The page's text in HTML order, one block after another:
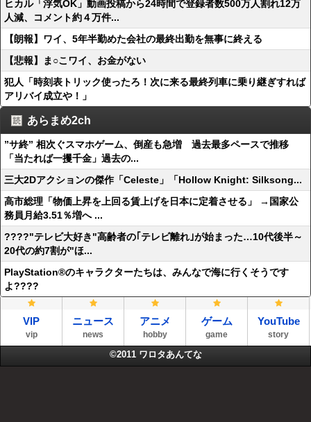
ヒカル「浮気OK」動画投稿から24時間で登録者数500万人割れ12万
人減、コメント約４万件...
【朗報】ワイ、5年半勤めた会社の最終出勤を無事に終える
【悲報】ま○こワイ、お金がない
犯人「時刻表トリック使ったろ！次に来る最終列車に乗り継ぎすれば
アリバイ成立や！」
あらまめ2ch
”サ終” 相次ぐスマホゲーム、倒産も急増 過去最多ペースで推移
「当たれば一攫千金」過去の...
三大2Dアクションの傑作「Celeste」「Hollow Knight: Silksong...
高市総理「物価上昇を上回る賃上げを日本に定着させる」 →国家公
務員月給3.51％増へ ...
????"テレビ大好き"高齢者の｢テレビ離れ｣が始まった…10代後半～
20代の約7割が"ほ...
PlayStation®のキャラクターたちは、みんなで海に行くそうです
よ????
VIP
vip
ニュース
news
アニメ
hobby
ゲーム
game
YouTube
story
©2011 ワロタあんてな